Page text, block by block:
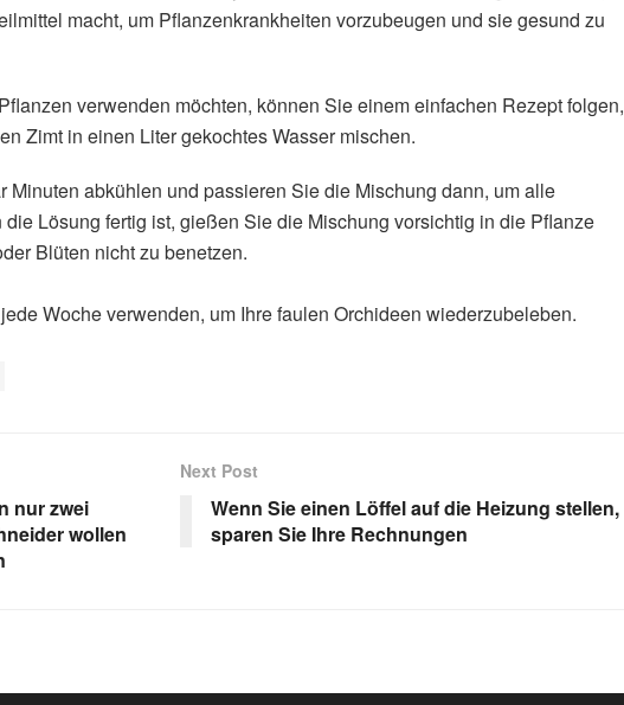
macht, um Pflanzenkrankheiten vorzubeugen und sie gesund zu
verwenden möchten, können Sie einem einfachen Rezept folgen,
Zimt in einen Liter gekochtes Wasser mischen.
Minuten abkühlen und passieren Sie die Mischung dann, um alle
Lösung fertig ist, gießen Sie die Mischung vorsichtig in die Pflanze
Blüten nicht zu benetzen.
Woche verwenden, um Ihre faulen Orchideen wiederzubeleben.
nur zwei
wollen
Next Post
Wenn Sie einen Löffel auf die Heizung stellen,
sparen Sie Ihre Rechnungen